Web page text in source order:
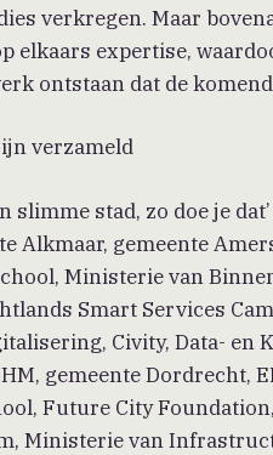
verkregen. Maar
elkaars expertise,
ontstaan dat de
verzameld
slimme stad, zo doe je
Alkmaar, gemeente
Ministerie van
Smart Services
Civity, Data- en
gemeente Dordrecht,
Future City
Ministerie van